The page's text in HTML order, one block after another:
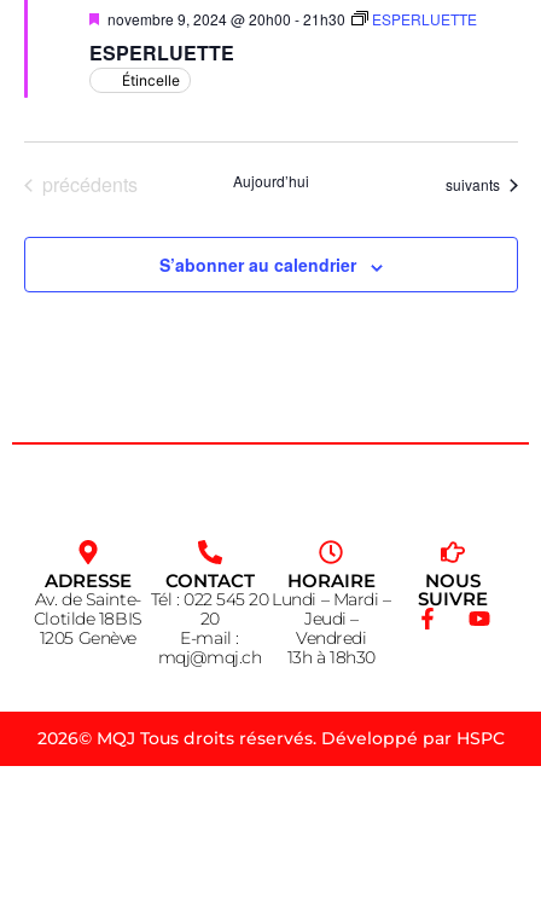
ESPERLUETTE
Mis
avant
novembre 9, 2024 @ 20h00 -21h30 ESPERLUETTE
Étincelle
Évènements
précédents Aujourd’hui Évènements
suivants
S’abonner au calendrier
ADRESSE
Av. de Sainte-
Clotilde 18BIS
1205 Genève
CONTACT
Tél : 022 545 20
20
E-mail :
mqj@mqj.ch
HORAIRE
Lundi – Mardi –
Jeudi –
Vendredi
13h à 18h30
NOUS
SUIVRE
2026© MQJ Tous droits réservés. Développé par HSPC